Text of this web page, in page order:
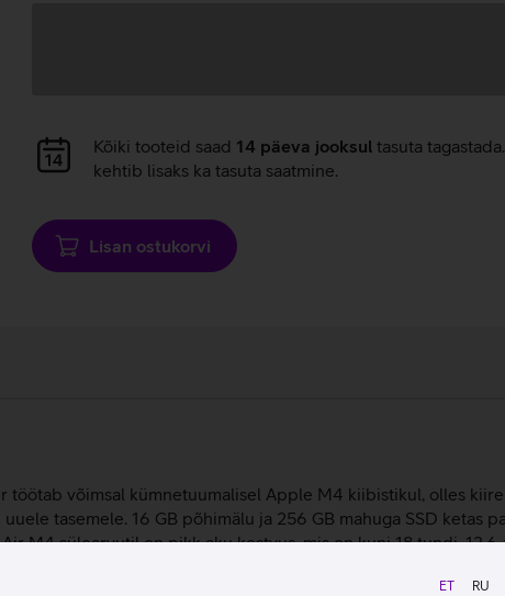
ET RU
Andmete
laadimine
Kõiki tooteid saad 14 päeva jooksul tasuta
kehtib lisaks ka tasuta saatmine.
Lisan ostukorvi
võimsal kümnetuumalisel Apple M4 kiibistikul, olles
tasemele. 16 GB põhimälu ja 256 GB mahuga SSD ketas
M4 sülearvutil on pikk aku kestvus, mis on kuni 18 tundi.
mänge ja naudi meelelahutust igal pool. Sülearvuti